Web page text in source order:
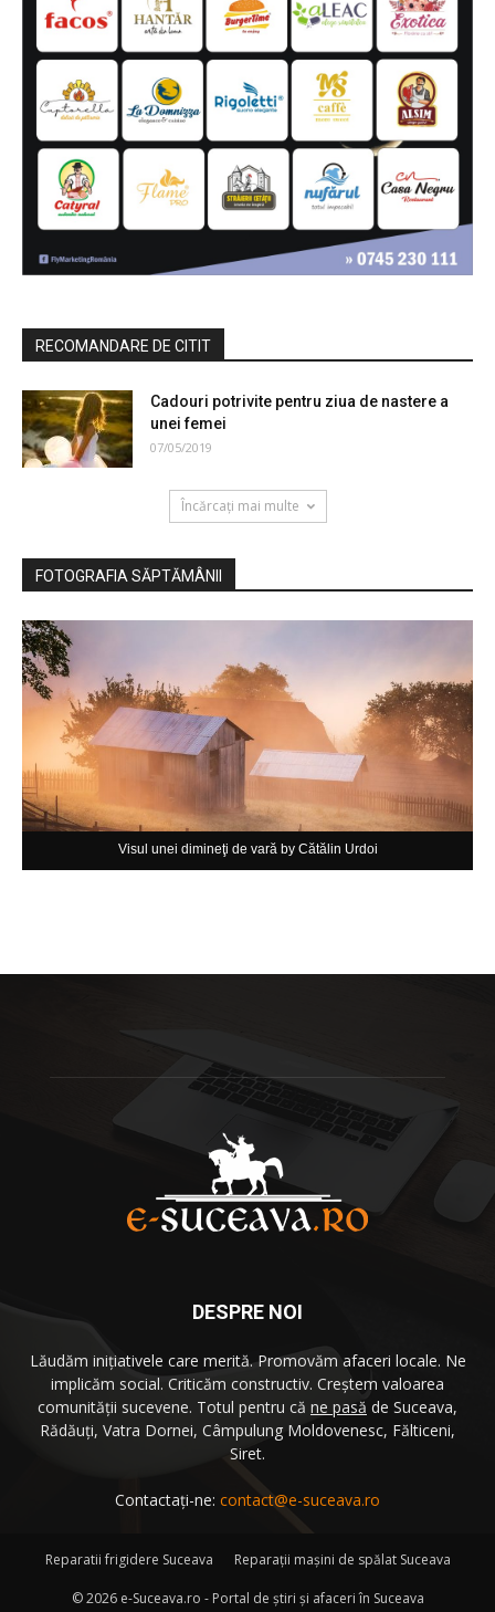
RECOMANDARE DE CITIT
Cadouri potrivite pentru ziua de nastere a
unei femei
07/05/2019
Încărcați mai multe
FOTOGRAFIA SĂPTĂMÂNII
Visul unei dimineţi de vară by Cătălin Urdoi
DESPRE NOI
Lăudăm iniţiativele care merită. Promovăm afaceri locale. Ne
implicăm social. Criticăm constructiv. Creştem valoarea
comunităţii sucevene. Totul pentru că ne pasă de Suceava,
Rădăuţi, Vatra Dornei, Câmpulung Moldovenesc, Fălticeni,
Siret.
Contactați-ne: contact@e-suceava.ro
Reparatii frigidere Suceava Reparaţii maşini de spălat Suceava
©2026 e-Suceava.ro - Portal de ştiri şi afaceri în Suceava